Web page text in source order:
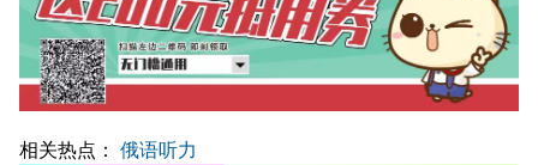
相关热点： 俄语听力